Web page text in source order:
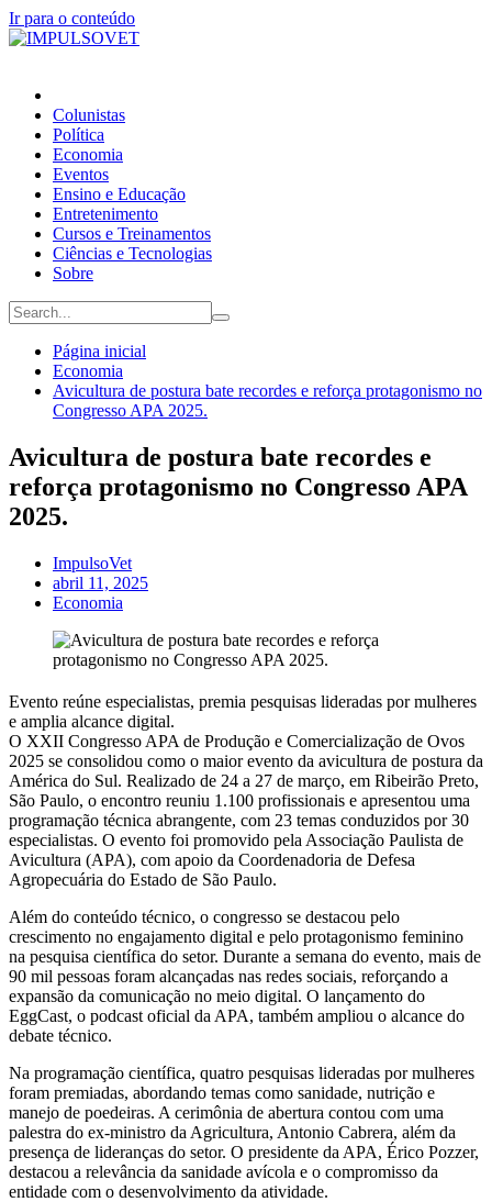
Ir para o conteúdo
Colunistas
Política
Economia
Eventos
Ensino e Educação
Entretenimento
Cursos e Treinamentos
Ciências e Tecnologias
Sobre
Página inicial
Economia
Avicultura de postura bate recordes e reforça protagonismo no
Congresso APA 2025.
Avicultura de postura bate recordes e
reforça protagonismo no Congresso APA
2025.
ImpulsoVet
abril 11, 2025
Economia
Evento reúne especialistas, premia pesquisas lideradas por mulheres
e amplia alcance digital.
O XXII Congresso APA de Produção e Comercialização de Ovos
2025 se consolidou como o maior evento da avicultura de postura da
América do Sul. Realizado de 24 a 27 de março, em Ribeirão Preto,
São Paulo, o encontro reuniu 1.100 profissionais e apresentou uma
programação técnica abrangente, com 23 temas conduzidos por 30
especialistas. O evento foi promovido pela Associação Paulista de
Avicultura (APA), com apoio da Coordenadoria de Defesa
Agropecuária do Estado de São Paulo.
Além do conteúdo técnico, o congresso se destacou pelo
crescimento no engajamento digital e pelo protagonismo feminino
na pesquisa científica do setor. Durante a semana do evento, mais de
90 mil pessoas foram alcançadas nas redes sociais, reforçando a
expansão da comunicação no meio digital. O lançamento do
EggCast, o podcast oficial da APA, também ampliou o alcance do
debate técnico.
Na programação científica, quatro pesquisas lideradas por mulheres
foram premiadas, abordando temas como sanidade, nutrição e
manejo de poedeiras. A cerimônia de abertura contou com uma
palestra do ex-ministro da Agricultura, Antonio Cabrera, além da
presença de lideranças do setor. O presidente da APA, Érico Pozzer,
destacou a relevância da sanidade avícola e o compromisso da
entidade com o desenvolvimento da atividade.